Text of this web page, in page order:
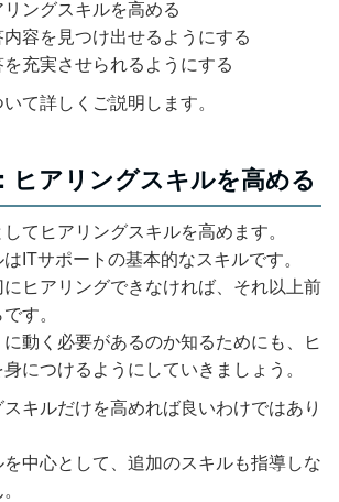
ングスキルを高める
容を見つけ出せるようにする
充実させられるようにする
て詳しくご説明します。
ヒアリングスキルを高める
てヒアリングスキルを高めます。
ITサポートの基本的なスキルです。
ヒアリングできなければ、それ以上前
す。
動く必要があるのか知るためにも、ヒ
につけるようにしていきましょう。
キルだけを高めれば良いわけではあり
を中心として、追加のスキルも指導しな